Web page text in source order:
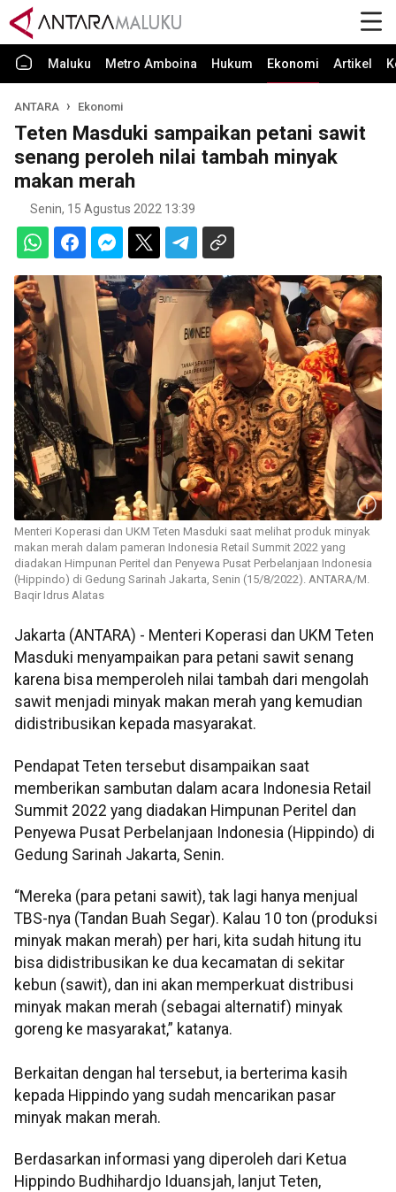
Maluku Metro Amboina Hukum Ekonomi Artikel
ANTARA Ekonomi
Teten Masduki sampaikan petani sawit
senang peroleh nilai tambah minyak
makan merah
Senin, 15 Agustus 2022 13:39
Menteri Koperasi dan UKM Teten Masduki saat melihat produk minyak
makan merah dalam pameran Indonesia Retail Summit 2022 yang
diadakan Himpunan Peritel dan Penyewa Pusat Perbelanjaan Indonesia
(Hippindo) di Gedung Sarinah Jakarta, Senin (15/8/2022). ANTARA/M.
Baqir Idrus Alatas
Jakarta (ANTARA) - Menteri Koperasi dan UKM Teten
Masduki menyampaikan para petani sawit senang
karena bisa memperoleh nilai tambah dari mengolah
sawit menjadi minyak makan merah yang kemudian
didistribusikan kepada masyarakat.
Pendapat Teten tersebut disampaikan saat
memberikan sambutan dalam acara Indonesia Retail
Summit 2022 yang diadakan Himpunan Peritel dan
Penyewa Pusat Perbelanjaan Indonesia (Hippindo) di
Gedung Sarinah Jakarta, Senin.
“Mereka (para petani sawit), tak lagi hanya menjual
TBS-nya (Tandan Buah Segar). Kalau 10 ton (produksi
minyak makan merah) per hari, kita sudah hitung itu
bisa didistribusikan ke dua kecamatan di sekitar
kebun (sawit), dan ini akan memperkuat distribusi
minyak makan merah (sebagai alternatif) minyak
goreng ke masyarakat,” katanya.
Berkaitan dengan hal tersebut, ia berterima kasih
kepada Hippindo yang sudah mencarikan pasar
minyak makan merah.
Berdasarkan informasi yang diperoleh dari Ketua
Hippindo Budhihardjo Iduansjah, lanjut Teten,